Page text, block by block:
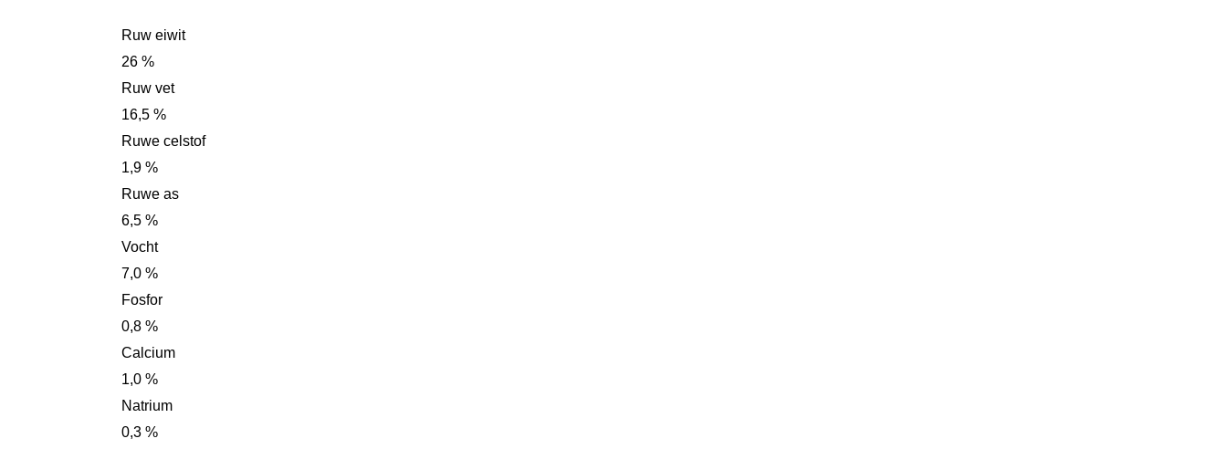
Ruw eiwit
26 %
Ruw vet
16,5 %
Ruwe celstof
1,9 %
Ruwe as
6,5 %
Vocht
7,0 %
Fosfor
0,8 %
Calcium
1,0 %
Natrium
0,3 %